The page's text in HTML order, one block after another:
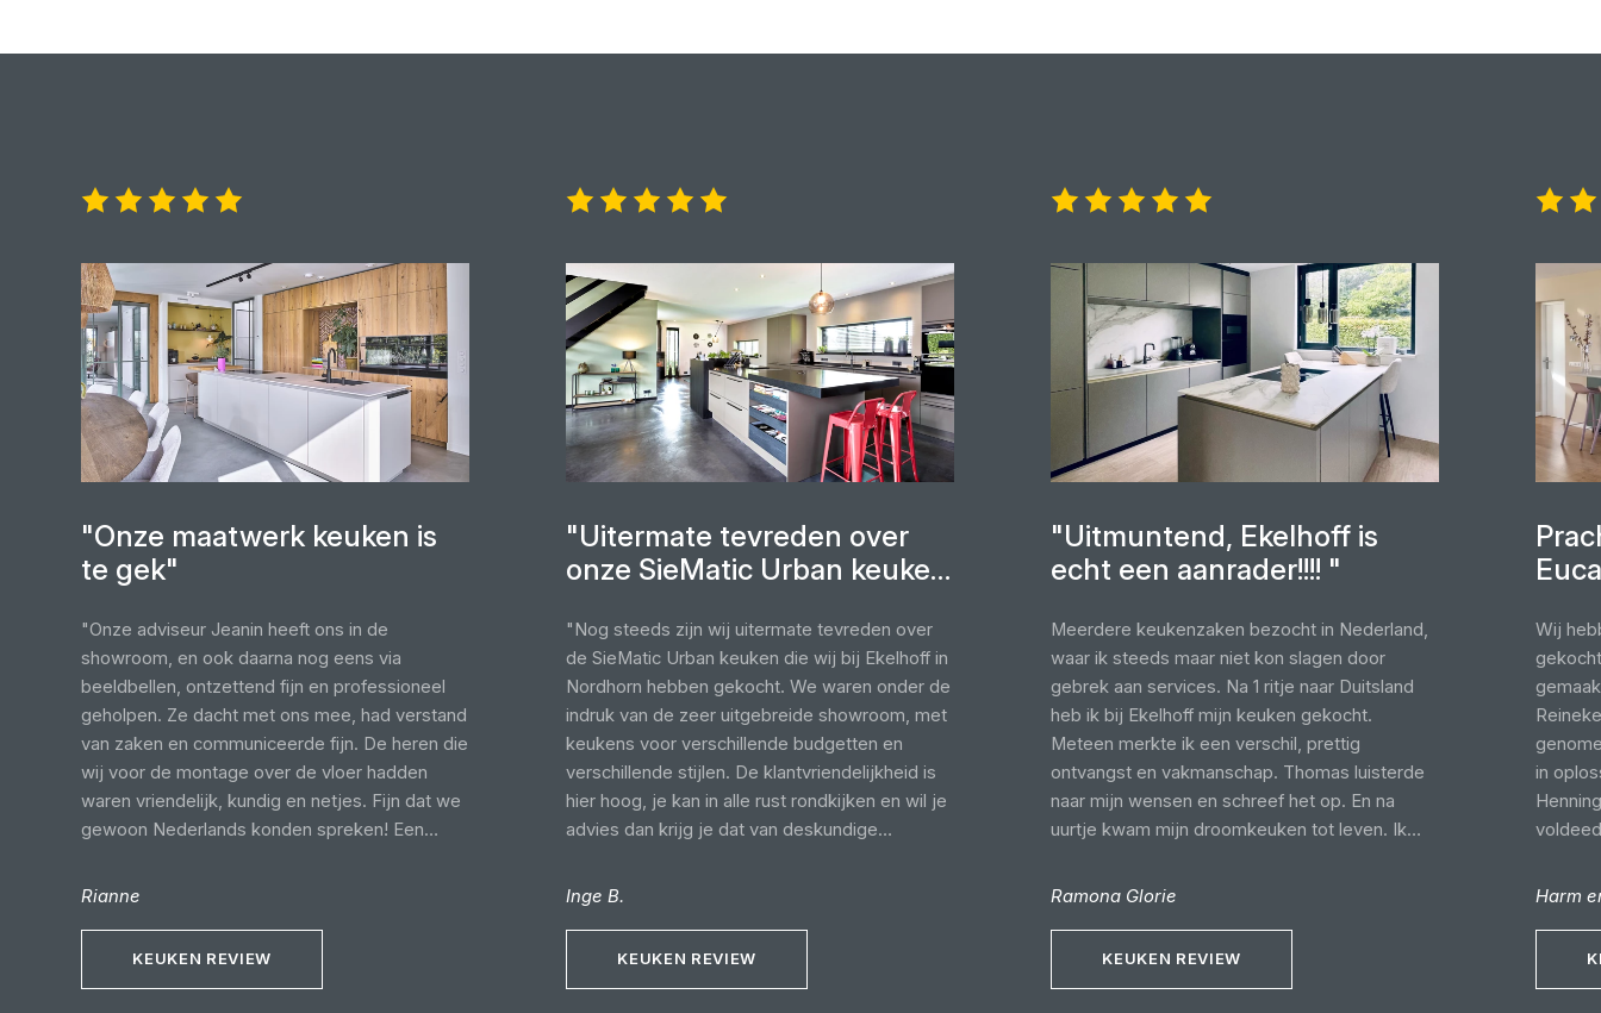
"Onze maatwerk keuken is
te gek"
"Onze adviseur Jeanin heeft ons in de
showroom, en ook daarna nog eens via
beeldbellen, ontzettend fijn en professioneel
geholpen. Ze dacht met ons mee, had verstand
van zaken en communiceerde fijn. De heren die
wij voor de montage over de vloer hadden
waren vriendelijk, kundig en netjes. Fijn dat we
gewoon Nederlands konden spreken! Een
Rianne
KEUKEN REVIEW
"Uitermate tevreden over
onze SieMatic Urban keuken
"Nog steeds zijn wij uitermate tevreden over
de SieMatic Urban keuken die wij bij Ekelhoff in
Nordhorn hebben gekocht. We waren onder de
indruk van de zeer uitgebreide showroom, met
keukens voor verschillende budgetten en
verschillende stijlen. De klantvriendelijkheid is
hier hoog, je kan in alle rust rondkijken en wil je
advies dan krijg je dat van deskundige
bijgestaan. We hadden een zeer prettig
Inge B.
KEUKEN REVIEW
"Uitmuntend, Ekelhoff is
echt een aanrader!!!! "
Meerdere keukenzaken bezocht in Nederland,
waar ik steeds maar niet kon slagen door
gebrek aan services. Na 1 ritje naar Duitsland
heb ik bij Ekelhoff mijn keuken gekocht.
Meteen merkte ik een verschil, prettig
ontvangst en vakmanschap. Thomas luisterde
naar mijn wensen en schreef het op. En na
uurtje kwam mijn droomkeuken tot leven. Ik
perfect, zowel ook de levering. De monteurs
Ramona Glorie
KEUKEN REVIEW
Wij
in
zo
Harm